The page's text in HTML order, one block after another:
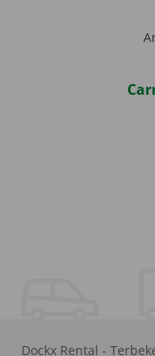
Dockx Rental -